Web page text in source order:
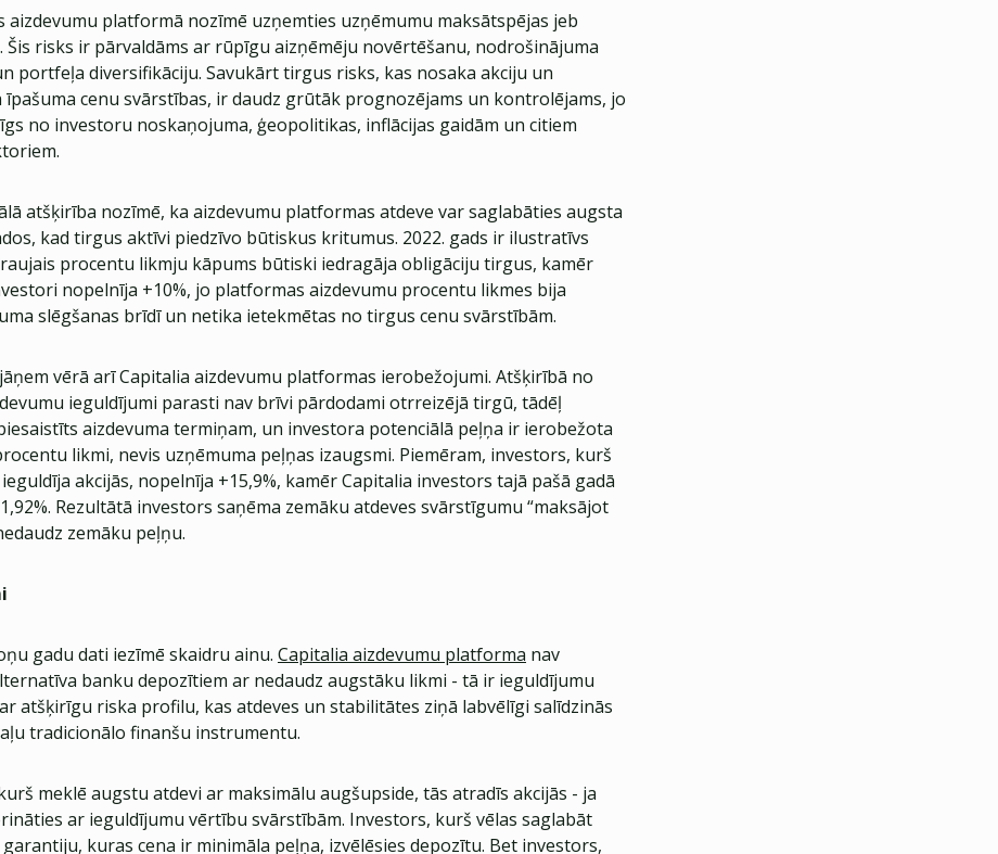
aizdevumu platformā nozīmē uzņemties uzņēmumu maksātspējas jeb
Šis risks ir pārvaldāms ar rūpīgu aizņēmēju novērtēšanu, nodrošinājuma
portfeļa diversifikāciju. Savukārt tirgus risks, kas nosaka akciju un
īpašuma cenu svārstības, ir daudz grūtāk prognozējams un kontrolējams, jo
no investoru noskaņojuma, ģeopolitikas, inflācijas gaidām un citiem
atšķirība nozīmē, ka aizdevumu platformas atdeve var saglabāties augsta
kad tirgus aktīvi piedzīvo būtiskus kritumus. 2022. gads ir ilustratīvs
procentu likmju kāpums būtiski iedragāja obligāciju tirgus, kamēr
nopelnīja +10%, jo platformas aizdevumu procentu likmes bija
slēgšanas brīdī un netika ietekmētas no tirgus cenu svārstībām.
vērā arī Capitalia aizdevumu platformas ierobežojumi. Atšķirībā no
ieguldījumi parasti nav brīvi pārdodami otrreizējā tirgū, tādēļ
aizdevuma termiņam, un investora potenciālā peļņa ir ierobežota
likmi, nevis uzņēmuma peļņas izaugsmi. Piemēram, investors, kurš
ieguldīja akcijās, nopelnīja +15,9%, kamēr Capitalia investors tajā pašā gadā
Rezultātā investors saņēma zemāku atdeves svārstīgumu “maksājot
zemāku peļņu.
gadu dati iezīmē skaidru ainu. Capitalia aizdevumu platforma nav
banku depozītiem ar nedaudz augstāku likmi - tā ir ieguldījumu
atšķirīgu riska profilu, kas atdeves un stabilitātes ziņā labvēlīgi salīdzinās
tradicionālo finanšu instrumentu.
meklē augstu atdevi ar maksimālu augšupside, tās atradīs akcijās - ja
ar ieguldījumu vērtību svārstībām. Investors, kurš vēlas saglabāt
kuras cena ir minimāla peļņa, izvēlēsies depozītu. Bet investors,